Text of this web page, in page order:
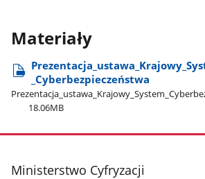
Materiały
_Cyberbezpieczeństwa
18.06MB
stopka
Ministerstwo Cyfryzacji